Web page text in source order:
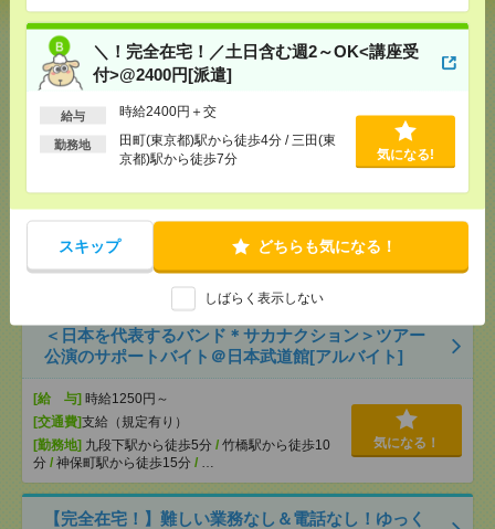
＼！完全在宅！／土日含む週2～OK<講座受
付>@2400円[派遣]
給与 時給2400円＋交
勤務地
田町(東京都)駅から徒歩4分 / 三田(東
京都)駅から徒歩7分
気になる!
スキップ どちらも気になる！
しばらく表示しない
[給 与]無資格未経験：時給1500円～ ■週払い
OK ■扶養内OK ■日収1万2000円以上
[交通費]
交通費全額支給
＼！完全在宅！／土日含む週2～OK<講座受付
[交通費]交通費実費支給（当社規定あり）
＜日本を代表するバンド＊サカナクション＞ツアー
公演のサポートバイト＠日本武道館[アルバイト]
[給 与] 時給1250円～
[交通費]支給（規定有り）
[勤務地] 九段下駅から徒歩5分 / 竹橋駅から徒歩10
分 / 神保町駅から徒歩15分 / …
気になる！
【完全在宅！】難しい業務なし＆電話なし！ゆっく